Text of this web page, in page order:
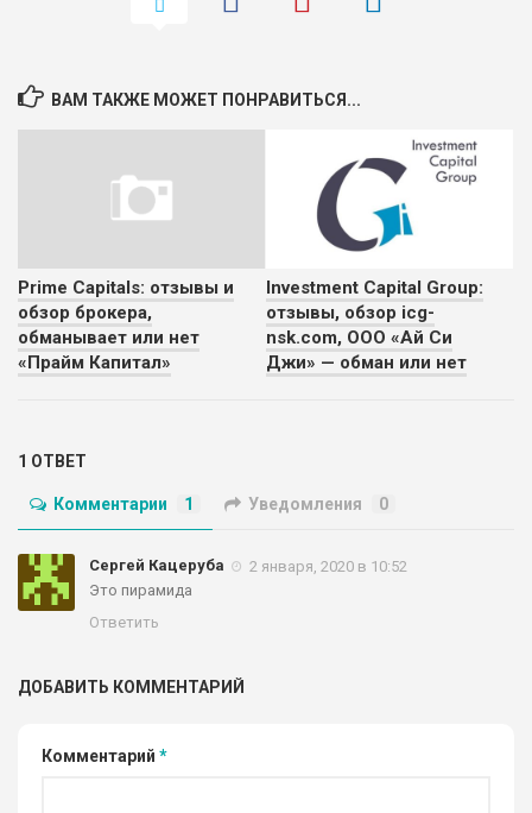
ВАМ ТАКЖЕ МОЖЕТ ПОНРАВИТЬСЯ...
Prime Capitals: отзывы и
обзор брокера,
обманывает или нет
«Прайм Капитал»
Investment Capital Group:
отзывы, обзор icg-
nsk.com, ООО «Ай Си
Джи» — обман или нет
1 ОТВЕТ
Комментарии 1 Уведомления 0
Сергей Кацеруба
2 января, 2020 в 10:52
Это пирамида
Ответить
ДОБАВИТЬ КОММЕНТАРИЙ
Комментарий *